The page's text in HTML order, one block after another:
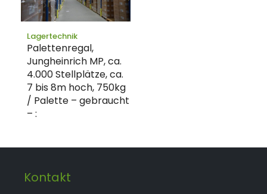
Lagertechnik
Palettenregal,
Jungheinrich MP, ca.
4.000 Stellplätze, ca.
7 bis 8m hoch, 750kg
/ Palette – gebraucht
– :
Kontakt